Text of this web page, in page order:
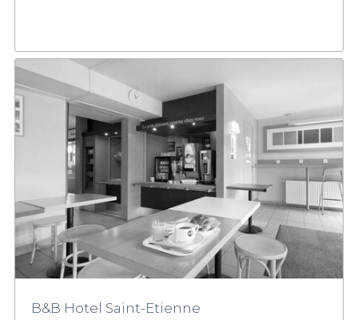
B&B Hotel Saint-Etienne